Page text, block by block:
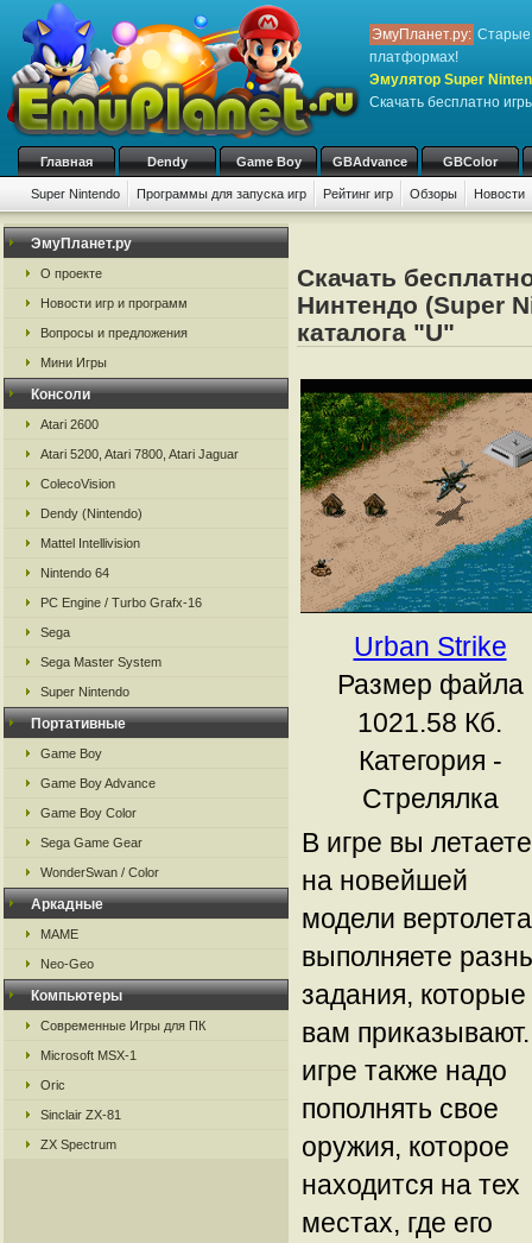
ЭмуПланет.ру: Старые
платформах!
Эмулятор Super
Скачать бесплатно
Главная Dendy Game Boy GBAdvance GBColor
Super Nintendo Программы для запуска игр Рейтинг игр Обзоры Новости
Игры: # A B C D E F G H I
ЭмуПланет.ру
О проекте
Новости игр и программ
Вопросы и предложения
Мини Игры
Консоли
Atari 2600
Atari 5200, Atari 7800, Atari Jaguar
ColecoVision
Dendy (Nintendo)
Mattel Intellivision
Nintendo 64
PC Engine / Turbo Grafx-16
Sega
Sega Master System
Super Nintendo
Портативные
Game Boy
Game Boy Advance
Game Boy Color
Sega Game Gear
WonderSwan / Color
Аркадные
MAME
Neo-Geo
Компьютеры
Современные Игры для ПК
Microsoft MSX-1
Oric
Sinclair ZX-81
ZX Spectrum
Скачать
Нинтендо (Super
каталога "U"
Urban Strike
Размер файла
1021.58 Кб.
Категория -
Стрелялка
В игре вы летаете
на новейшей
модели
выполняете
задания, которые
вам
игре также надо
пополнять свое
оружия, которое
находится на тех
местах, где его